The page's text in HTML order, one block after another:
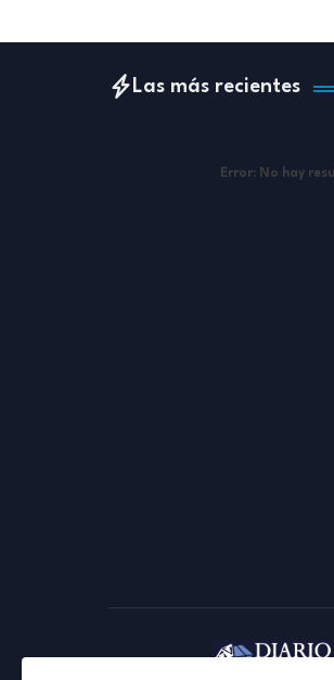
Las más recientes
Error: No hay